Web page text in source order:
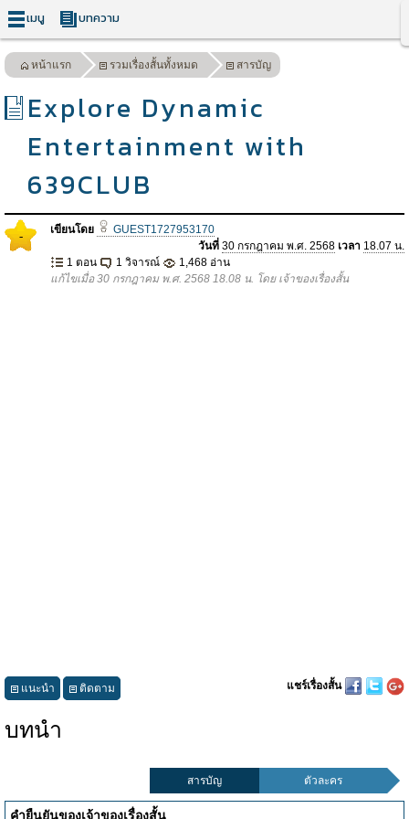
เมนู บทความ
หน้าแรก รวมเรื่องสั้นทั้งหมด สารบัญ
Explore Dynamic
Entertainment with
639CLUB
- เขียนโดย
GUEST1727953170
วันที่ 30 กรกฎาคม พ.ศ. 2568 เวลา 18.07 น.
1 ตอน
1 วิจารณ์
1,468 อ่าน
แก้ไขเมื่อ 30 กรกฎาคม พ.ศ. 2568 18.08 น. โดย เจ้าของเรื่องสั้น
แนะนำ ติดตาม แชร์เรื่องสั้น
บทนำ
สารบัญ ตัวละคร
คำยืนยันของเจ้าของเรื่องสั้น